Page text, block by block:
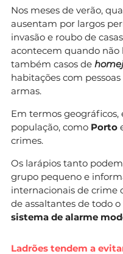
Nos meses de verão,
ausentam por largos
invasão e roubo de
acontecem quando
também casos de
habitações com
armas.
Em termos geográficos,
população, como Porto
crimes.
Os larápios tanto
grupo pequeno e
internacionais de crime
de assaltantes de todo o
sistema de alarme
Ladrões tendem a